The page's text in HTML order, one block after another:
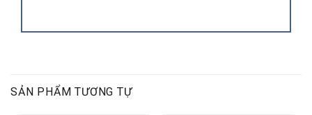
SẢN PHẨM TƯƠNG TỰ